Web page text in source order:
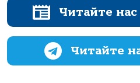
Читайте нас
Читайте